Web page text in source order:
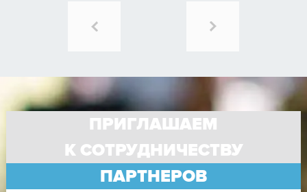
ПРИГЛАШАЕМ
К СОТРУДНИЧЕСТВУ
ПАРТНЕРОВ